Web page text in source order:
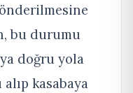
bu durumu
doğru yola
alıp kasabaya